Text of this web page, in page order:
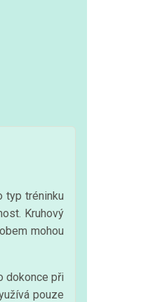
typ tréninku
Kruhový
mohou
dokonce při
pouze